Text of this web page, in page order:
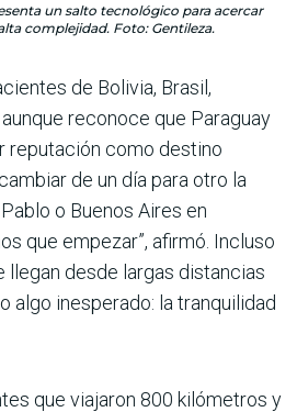
un salto tecnológico para acercar
complejidad. Foto: Gentileza.
de Bolivia, Brasil,
reconoce que Paraguay
reputación como destino
de un día para otro la
o Buenos Aires en
que empezar”, afirmó. Incluso
llegan desde largas distancias
algo inesperado: la tranquilidad
que viajaron 800 kilómetros y